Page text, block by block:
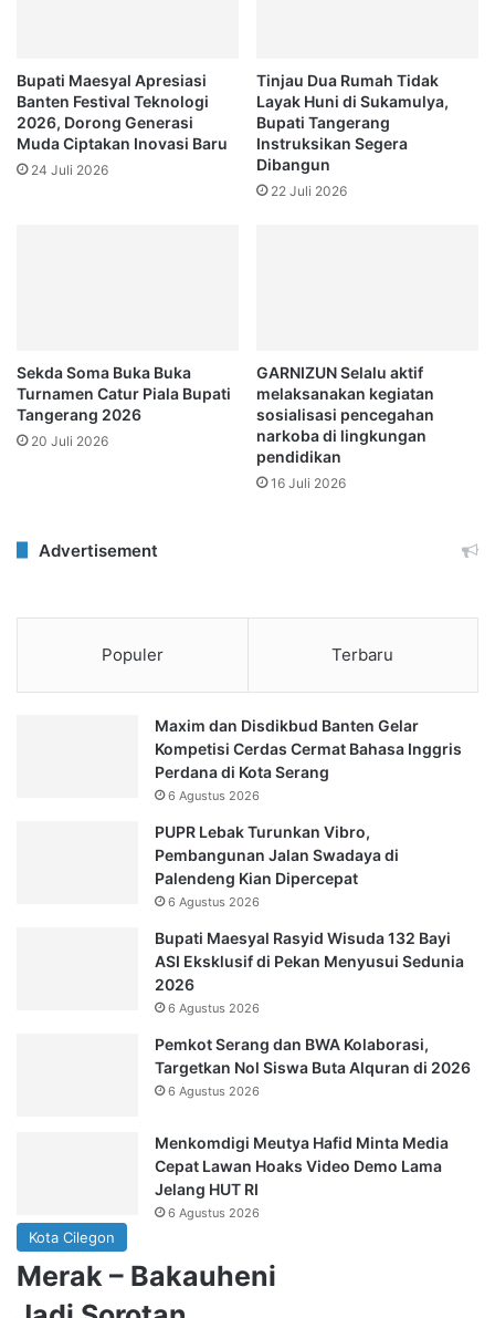
Bupati Maesyal Apresiasi
Banten Festival Teknologi
2026, Dorong Generasi
Muda Ciptakan Inovasi Baru
24 Juli 2026
Tinjau Dua Rumah Tidak
Layak Huni di Sukamulya,
Bupati Tangerang
Instruksikan Segera
Dibangun
22 Juli 2026
Sekda Soma Buka Buka
Turnamen Catur Piala Bupati
Tangerang 2026
20 Juli 2026
GARNIZUN Selalu aktif
melaksanakan kegiatan
sosialisasi pencegahan
narkoba di lingkungan
pendidikan
16 Juli 2026
Advertisement
Populer Terbaru
Maxim dan Disdikbud Banten Gelar
Kompetisi Cerdas Cermat Bahasa Inggris
Perdana di Kota Serang
6 Agustus 2026
PUPR Lebak Turunkan Vibro,
Pembangunan Jalan Swadaya di
Palendeng Kian Dipercepat
6 Agustus 2026
Bupati Maesyal Rasyid Wisuda 132 Bayi
ASI Eksklusif di Pekan Menyusui Sedunia
2026
6 Agustus 2026
Pemkot Serang dan BWA Kolaborasi,
Targetkan Nol Siswa Buta Alquran di 2026
6 Agustus 2026
Menkomdigi Meutya Hafid Minta Media
Cepat Lawan Hoaks Video Demo Lama
Jelang HUT RI
6 Agustus 2026